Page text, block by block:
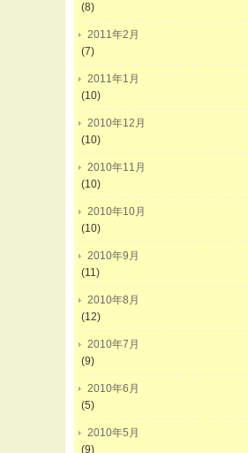
(8)
2011年2月
(7)
2011年1月
(10)
2010年12月
(10)
2010年11月
(10)
2010年10月
(10)
2010年9月
(11)
2010年8月
(12)
2010年7月
(9)
2010年6月
(5)
2010年5月
(9)